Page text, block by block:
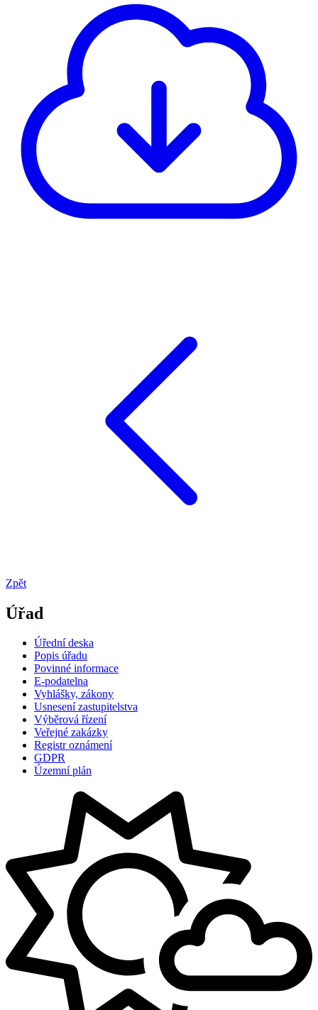
Zpět
Úřad
Úřední deska
Popis úřadu
Povinné informace
E-podatelna
Vyhlášky, zákony
Usnesení zastupitelstva
Výběrová řízení
Veřejné zakázky
Registr oznámení
GDPR
Územní plán